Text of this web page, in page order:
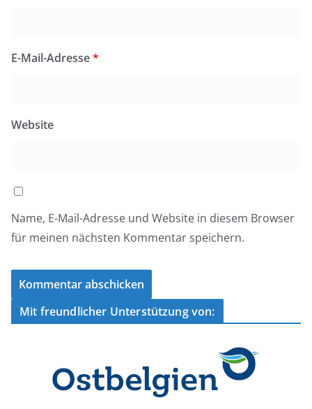
E-Mail-Adresse*
Website
Name, E-Mail-Adresse und Website in diesem Browser
für meinen nächsten Kommentar speichern.
Mit freundlicher Unterstützung von: